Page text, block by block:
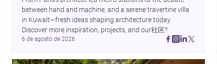
between hand and machine, and a serene travertine villa
in Kuwait—fresh ideas shaping architecture today.
Discover more inspiration, projects, and our社区?
6 de agosto de 2026